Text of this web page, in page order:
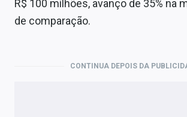
R$ 100 milhões, avanço de 35% na
de comparação.
CONTINUA DEPOIS DA